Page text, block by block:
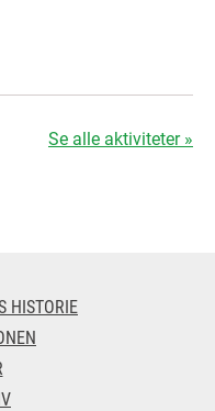
Se alle aktiviteter »
HISTORIE